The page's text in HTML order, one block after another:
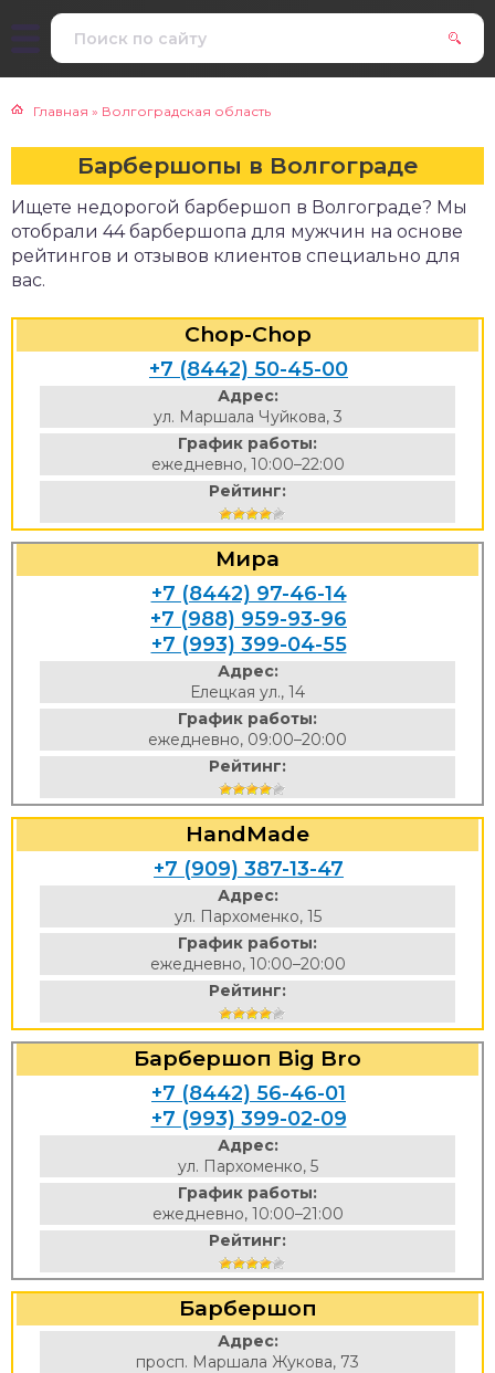
Главная » Волгоградская область
Барбершопы в Волгограде
Ищете недорогой барбершоп в Волгограде? Мы
отобрали 44 барбершопа для мужчин на основе
рейтингов и отзывов клиентов специально для
вас.
Chop-Chop
+7 (8442) 50-45-00
Адрес:
ул. Маршала Чуйкова, 3
График работы:
ежедневно, 10:00–22:00
Рейтинг:
Мира
+7 (8442) 97-46-14
+7 (988) 959-93-96
+7 (993) 399-04-55
Адрес:
Елецкая ул., 14
График работы:
ежедневно, 09:00–20:00
Рейтинг:
HandMade
+7 (909) 387-13-47
Адрес:
ул. Пархоменко, 15
График работы:
ежедневно, 10:00–20:00
Рейтинг:
Барбершоп Big Bro
+7 (8442) 56-46-01
+7 (993) 399-02-09
Адрес:
ул. Пархоменко, 5
График работы:
ежедневно, 10:00–21:00
Рейтинг:
Барбершоп
Адрес:
просп. Маршала Жукова, 73